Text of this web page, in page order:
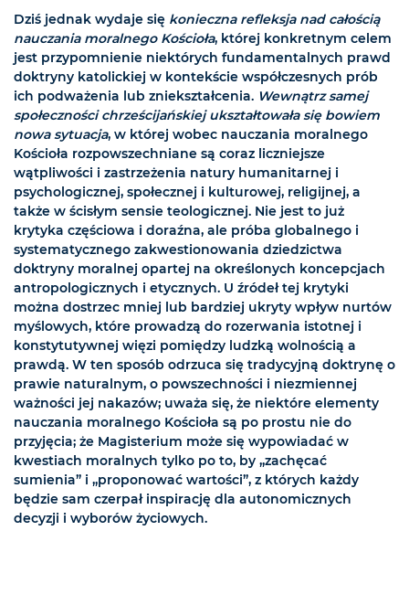
Dziś jednak wydaje się konieczna refleksja nad całością
nauczania moralnego Kościoła, której konkretnym celem
jest przypomnienie niektórych fundamentalnych prawd
doktryny katolickiej w kontekście współczesnych prób
ich podważenia lub zniekształcenia. Wewnątrz samej
społeczności chrześcijańskiej ukształtowała się bowiem
nowa sytuacja, w której wobec nauczania moralnego
Kościoła rozpowszechniane są coraz liczniejsze
wątpliwości i zastrzeżenia natury humanitarnej i
psychologicznej, społecznej i kulturowej, religijnej, a
także w ścisłym sensie teologicznej. Nie jest to już
krytyka częściowa i doraźna, ale próba globalnego i
systematycznego zakwestionowania dziedzictwa
doktryny moralnej opartej na określonych koncepcjach
antropologicznych i etycznych. U źródeł tej krytyki
można dostrzec mniej lub bardziej ukryty wpływ nurtów
myślowych, które prowadzą do rozerwania istotnej i
konstytutywnej więzi pomiędzy ludzką wolnością a
prawdą. W ten sposób odrzuca się tradycyjną doktrynę o
prawie naturalnym, o powszechności i niezmiennej
ważności jej nakazów; uważa się, że niektóre elementy
nauczania moralnego Kościoła są po prostu nie do
przyjęcia; że Magisterium może się wypowiadać w
kwestiach moralnych tylko po to, by „zachęcać
sumienia” i „proponować wartości”, z których każdy
będzie sam czerpał inspirację dla autonomicznych
decyzji i wyborów życiowych.